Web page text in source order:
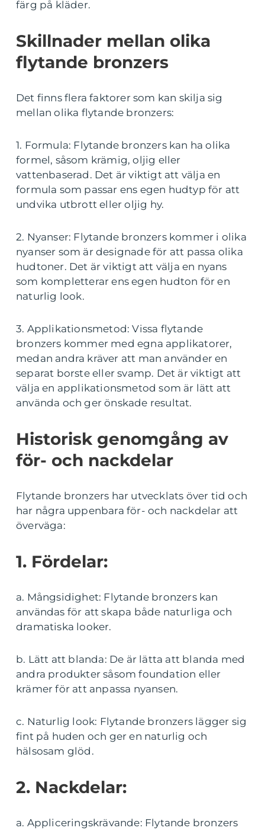
färg på kläder.
Skillnader mellan olika
flytande bronzers
Det finns flera faktorer som kan skilja sig
mellan olika flytande bronzers:
1. Formula: Flytande bronzers kan ha olika
formel, såsom krämig, oljig eller
vattenbaserad. Det är viktigt att välja en
formula som passar ens egen hudtyp för att
undvika utbrott eller oljig hy.
2. Nyanser: Flytande bronzers kommer i olika
nyanser som är designade för att passa olika
hudtoner. Det är viktigt att välja en nyans
som kompletterar ens egen hudton för en
naturlig look.
3. Applikationsmetod: Vissa flytande
bronzers kommer med egna applikatorer,
medan andra kräver att man använder en
separat borste eller svamp. Det är viktigt att
välja en applikationsmetod som är lätt att
använda och ger önskade resultat.
Historisk genomgång av
för- och nackdelar
Flytande bronzers har utvecklats över tid och
har några uppenbara för- och nackdelar att
överväga:
1. Fördelar:
a. Mångsidighet: Flytande bronzers kan
användas för att skapa både naturliga och
dramatiska looker.
b. Lätt att blanda: De är lätta att blanda med
andra produkter såsom foundation eller
krämer för att anpassa nyansen.
c. Naturlig look: Flytande bronzers lägger sig
fint på huden och ger en naturlig och
hälsosam glöd.
2. Nackdelar:
a. Appliceringskrävande: Flytande bronzers